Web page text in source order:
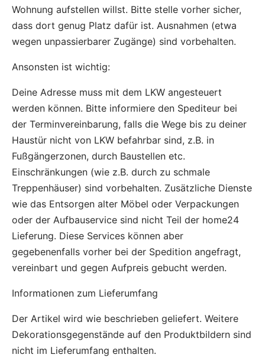
Wohnung aufstellen willst. Bitte stelle vorher sicher,
dass dort genug Platz dafür ist. Ausnahmen (etwa
wegen unpassierbarer Zugänge) sind vorbehalten.
Ansonsten ist wichtig:
Deine Adresse muss mit dem LKW angesteuert
werden können. Bitte informiere den Spediteur bei
der Terminvereinbarung, falls die Wege bis zu deiner
Haustür nicht von LKW befahrbar sind, z.B. in
Fußgängerzonen, durch Baustellen etc.
Einschränkungen (wie z.B. durch zu schmale
Treppenhäuser) sind vorbehalten. Zusätzliche Dienste
wie das Entsorgen alter Möbel oder Verpackungen
oder der Aufbauservice sind nicht Teil der home24
Lieferung. Diese Services können aber
gegebenenfalls vorher bei der Spedition angefragt,
vereinbart und gegen Aufpreis gebucht werden.
Informationen zum Lieferumfang
Der Artikel wird wie beschrieben geliefert. Weitere
Dekorationsgegenstände auf den Produktbildern sind
nicht im Lieferumfang enthalten.